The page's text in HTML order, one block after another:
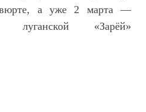
а уже 2 марта —
луганской «Зарёй»